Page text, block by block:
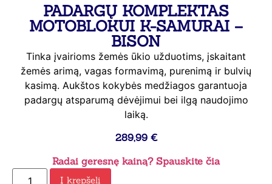
PADARGŲ KOMPLEKTAS
MOTOBLOKUI K-SAMURAI –
BISON
Tinka įvairioms žemės ūkio užduotims, įskaitant
žemės arimą, vagas formavimą, purenimą ir bulvių
kasimą. Aukštos kokybės medžiagos garantuoja
padargų atsparumą dėvėjimui bei ilgą naudojimo
laiką.
289,99 €
Radai geresnę kainą? Spauskite čia
Į krepšelį